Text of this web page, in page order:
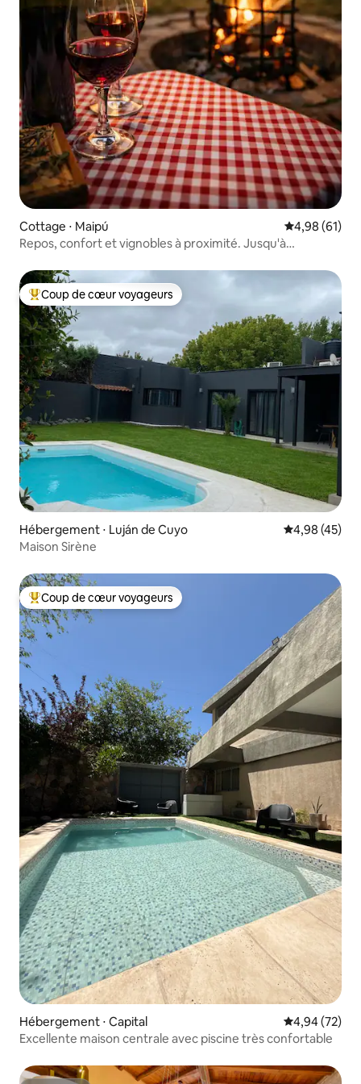
Cottage ⋅ Maipú Évaluation
4,98 (61)
Repos, confort et vignobles à proximité. Jusqu'à
Coups de cœur voyageurs les plus appréciés
Coup de cœur voyageurs
Hébergement ⋅ Luján de Cuyo Évaluation
4,98 (45)
Maison Sirène
Coups de cœur voyageurs les plus appréciés
Coup de cœur voyageurs
Hébergement ⋅ Capital Évaluation
4,94 (72)
Excellente maison centrale avec piscine très confortable